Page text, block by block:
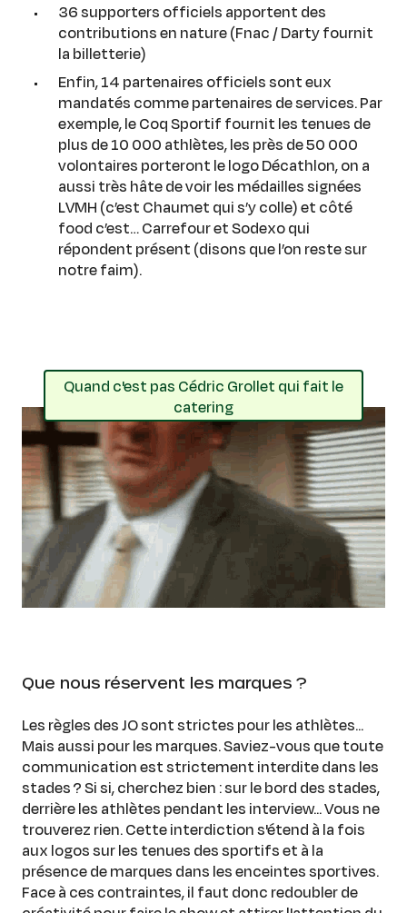
36 supporters officiels apportent des
contributions en nature (Fnac / Darty fournit
la billetterie)
Enfin, 14 partenaires officiels sont eux
mandatés comme partenaires de services. Par
exemple, le Coq Sportif fournit les tenues de
plus de 10 000 athlètes, les près de 50 000
volontaires porteront le logo Décathlon, on a
aussi très hâte de voir les médailles signées
LVMH (c’est Chaumet qui s’y colle) et côté
food c’est… Carrefour et Sodexo qui
répondent présent (disons que l’on reste sur
notre faim).
Quand c'est pas Cédric Grollet qui fait le
catering
Que nous réservent les marques ?
Les règles des JO sont strictes pour les athlètes...
Mais aussi pour les marques. Saviez-vous que toute
communication est strictement interdite dans les
stades ? Si si, cherchez bien : sur le bord des stades,
derrière les athlètes pendant les interview... Vous ne
trouverez rien. Cette interdiction s'étend à la fois
aux logos sur les tenues des sportifs et à la
présence de marques dans les enceintes sportives.
Face à ces contraintes, il faut donc redoubler de